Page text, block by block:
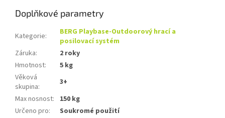
Doplňkové parametry
Kategorie:
BERG Playbase-Outdoorový hrací a
posilovací systém
Záruka:
2 roky
Hmotnost:
5 kg
Věková
skupina:
3+
Max nosnost:
150 kg
Určeno pro: Soukromé použití